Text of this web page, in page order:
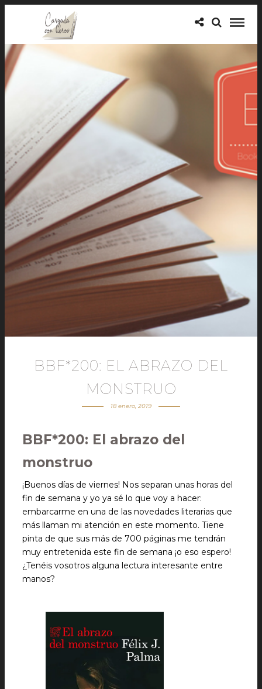
BBF*200: EL ABRAZO DEL
MONSTRUO
18 enero, 2019
BBF*200: El abrazo del
monstruo
¡Buenos días de viernes! Nos separan unas horas del
fin de semana y yo ya sé lo que voy a hacer:
embarcarme en una de las novedades literarias que
más llaman mi atención en este momento. Tiene
pinta de que sus más de 700 páginas me tendrán
muy entretenida este fin de semana ¡o eso espero!
¿Tenéis vosotros alguna lectura interesante entre
manos?